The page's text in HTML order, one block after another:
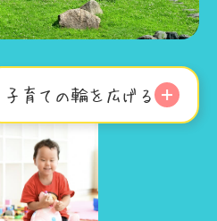
子育ての輪を広げる